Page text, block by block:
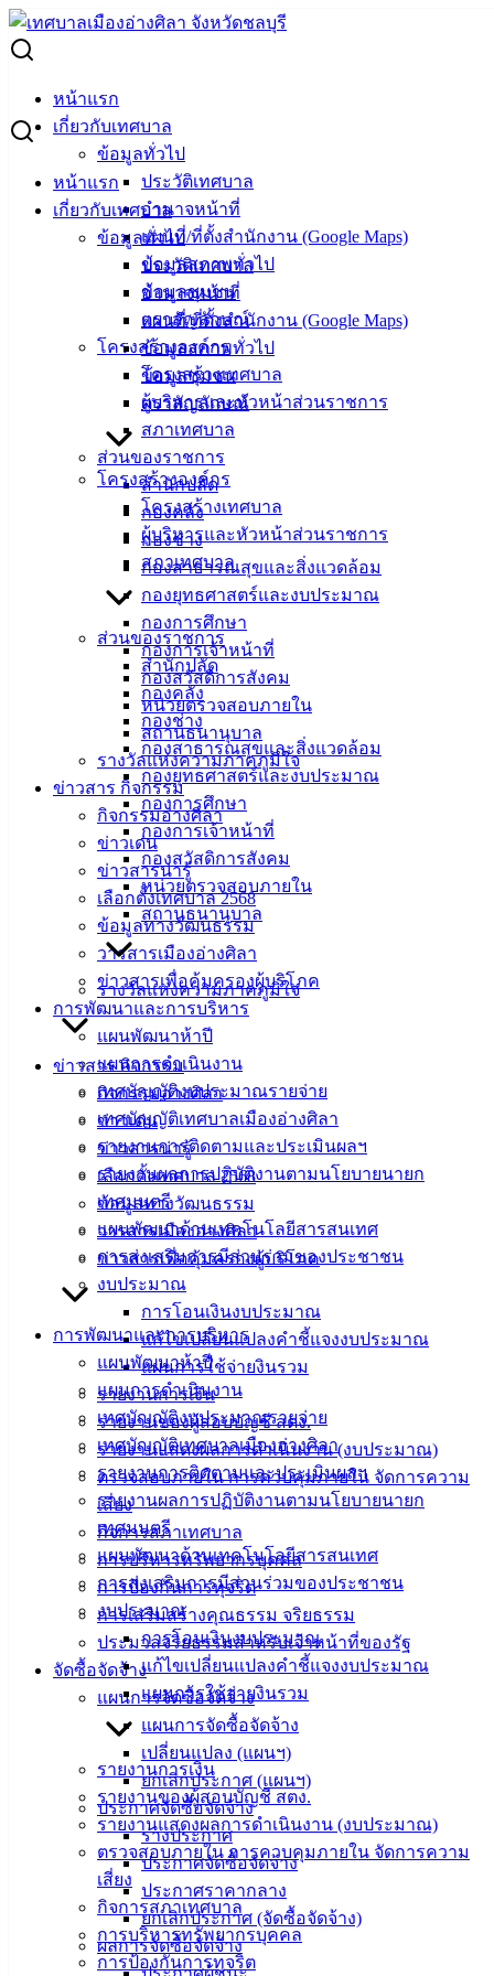
Skip
to
content
หน้าแรก
เกี่ยวกับเทศบาล
ข้อมูลทั่วไป
ประวัติเทศบาล
อำนาจหน้าที่
แผนที่/ที่ตั้งสำนักงาน (Google Maps)
ข้อมูลสภาพทั่วไป
ข้อมูลชุมชน
ตราสัญลักษณ์
โครงสร้างองค์กร
โครงสร้างเทศบาล
ผู้บริหารและหัวหน้าส่วนราชการ
สภาเทศบาล
ส่วนของราชการ
สำนักปลัด
กองคลัง
กองช่าง
กองสาธารณสุขและสิ่งแวดล้อม
กองยุทธศาสตร์และงบประมาณ
กองการศึกษา
กองการเจ้าหน้าที่
กองสวัสดิการสังคม
หน่วยตรวจสอบภายใน
สถานธนานุบาล
รางวัลแห่งความภาคภูมิใจ
ข่าวสาร กิจกรรม
กิจกรรมอ่างศิลา
ข่าวเด่น
ข่าวสารน่ารู้
เลือกตั้งเทศบาล 2568
ข้อมูลทางวัฒนธรรม
วารสารเมืองอ่างศิลา
ข่าวสารเพื่อคุ้มครองผู้บริโภค
การพัฒนาและการบริหาร
แผนพัฒนาห้าปี
แผนการดำเนินงาน
เทศบัญญัติงบประมาณรายจ่าย
เทศบัญญัติเทศบาลเมืองอ่างศิลา
รายงานการติดตามและประเมินผลฯ
รายงานผลการปฏิบัติงานตามนโยบายนายก
เทศมนตรี
แผนพัฒนาด้านเทคโนโลยีสารสนเทศ
การส่งเสริมการมีส่วนร่วมของประชาชน
งบประมาณ
การโอนเงินงบประมาณ
แก้ไขเปลี่ยนแปลงคำชี้แจงงบประมาณ
แผนการใช้จ่ายงินรวม
รายงานการเงิน
รายงานของผู้สอบบัญชี สตง.
รายงานแสดงผลการดำเนินงาน (งบประมาณ)
ตรวจสอบภายใน การควบคุมภายใน จัดการความ
เสี่ยง
กิจการสภาเทศบาล
การบริหารทรัพยากรบุคคล
การป้องกันการทุจริต
การเสริมสร้างคุณธรรม จริยธรรม
ประมวลจริยธรรมสำหรับเจ้าหน้าที่ของรัฐ
จัดซื้อจัดจ้าง
แผนการจัดซื้อจัดจ้าง
แผนการจัดซื้อจัดจ้าง
เปลี่ยนแปลง (แผนฯ)
ยกเลิกประกาศ (แผนฯ)
ประกาศจัดซื้อจัดจ้าง
ร่างประกาศ
ประกาศจัดซื้อจัดจ้าง
ประกาศราคากลาง
ยกเลิกประกาศ (จัดซื้อจัดจ้าง)
ผลการจัดซื้อจัดจ้าง
หน้าแรก
เกี่ยวกับเทศบาล
ข้อมูลทั่วไป
ประวัติเทศบาล
อำนาจหน้าที่
แผนที่/ที่ตั้งสำนักงาน (Google Maps)
ข้อมูลสภาพทั่วไป
ข้อมูลชุมชน
ตราสัญลักษณ์
โครงสร้างองค์กร
โครงสร้างเทศบาล
ผู้บริหารและหัวหน้าส่วนราชการ
สภาเทศบาล
ส่วนของราชการ
สำนักปลัด
กองคลัง
กองช่าง
กองสาธารณสุขและสิ่งแวดล้อม
กองยุทธศาสตร์และงบประมาณ
กองการศึกษา
กองการเจ้าหน้าที่
กองสวัสดิการสังคม
หน่วยตรวจสอบภายใน
สถานธนานุบาล
รางวัลแห่งความภาคภูมิใจ
ข่าวสาร กิจกรรม
กิจกรรมอ่างศิลา
ข่าวเด่น
ข่าวสารน่ารู้
เลือกตั้งเทศบาล 2568
ข้อมูลทางวัฒนธรรม
วารสารเมืองอ่างศิลา
ข่าวสารเพื่อคุ้มครองผู้บริโภค
การพัฒนาและการบริหาร
แผนพัฒนาห้าปี
แผนการดำเนินงาน
เทศบัญญัติงบประมาณรายจ่าย
เทศบัญญัติเทศบาลเมืองอ่างศิลา
รายงานการติดตามและประเมินผลฯ
รายงานผลการปฏิบัติงานตามนโยบายนายก
เทศมนตรี
แผนพัฒนาด้านเทคโนโลยีสารสนเทศ
การส่งเสริมการมีส่วนร่วมของประชาชน
งบประมาณ
การโอนเงินงบประมาณ
แก้ไขเปลี่ยนแปลงคำชี้แจงงบประมาณ
แผนการใช้จ่ายงินรวม
รายงานการเงิน
รายงานของผู้สอบบัญชี สตง.
รายงานแสดงผลการดำเนินงาน (งบประมาณ)
ตรวจสอบภายใน การควบคุมภายใน จัดการความ
เสี่ยง
กิจการสภาเทศบาล
การบริหารทรัพยากรบุคคล
การป้องกันการทุจริต
Search
ประกาศรายชื่อผู้เข้าร่วมโครงการเยาวชนมัคคุเทศก์น้อยอ่าง
ศิลา
ประกาศรายชื่อผู้เข้าร่วมโครงการเยาวชน
มัคคุเทศก์น้อยอ่างศิลา
มิถุนายน 9, 2026 มิถุนายน 10, 2026
ข่าวสารน่ารู้ ,ข่าวเด่น
ประกาศรายชื่อผู้เข้าร่วมโครงการเยาวชนมัคคุเทศก์น้อยอ่าง
ศิลา สืบสานวัฒนธรรมท้องถิ่น ประจำปีงบประมาณ พ.ศ. ๒๕๖๙
ขอให้ผู้ปกครองหรือเด็กที่เข้าร่วมโครงการฯ สแกน QR Code
เข้ากลุ่ม Line ชื่อ “มัคคุเทศก์น้อยอ่างศิลา” ได้เลยค่ะ
ประกาศรายชื่อผู้เข้าร่วมโครงการ ดาวน์โหลด
เมืองอ่าง
เทศบาลเมือง
อ่างศิลา 90/338
อ.เมือง จ.ชลบุรี
038-
142-100-104
บริการ
ประชาชน
ดาวน์โหลด
แบบ
ฟอร์ม,
เอกสาร
คู่มือ
สำหรับ
ประชาชน/
คู่มือการ
ปฏิบัติ
ข้อมูล
ข่าวสาร
อิเล็กทรอนิกส์
ความรู้
(Knowledge
Management)
ติดต่อ
เทศบาล
สายตรง
นายก
ประวัติ
เทศบาล
ผู้บริหาร
และ
หัวหน้า
ส่วน